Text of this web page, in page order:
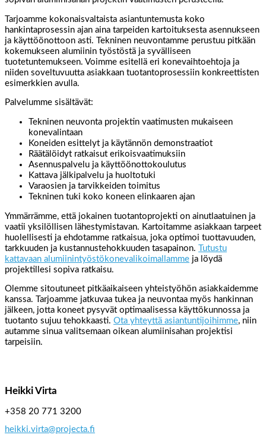
Tarjoamme kokonaisvaltaista asiantuntemusta koko
hankintaprosessin ajan aina tarpeiden kartoituksesta asennukseen
ja käyttöönottoon asti. Tekninen neuvontamme perustuu pitkään
kokemukseen alumiinin työstöstä ja syvälliseen
tuotetuntemukseen. Voimme esitellä eri konevaihtoehtoja ja
niiden soveltuvuutta asiakkaan tuotantoprosessiin konkreettisten
esimerkkien avulla.
Palvelumme sisältävät:
Tekninen neuvonta projektin vaatimusten mukaiseen
konevalintaan
Koneiden esittelyt ja käytännön demonstraatiot
Räätälöidyt ratkaisut erikoisvaatimuksiin
Asennuspalvelu ja käyttöönottokoulutus
Kattava jälkipalvelu ja huoltotuki
Varaosien ja tarvikkeiden toimitus
Tekninen tuki koko koneen elinkaaren ajan
Ymmärrämme, että jokainen tuotantoprojekti on ainutlaatuinen ja
vaatii yksilöllisen lähestymistavan. Kartoitamme asiakkaan tarpeet
huolellisesti ja ehdotamme ratkaisua, joka optimoi tuottavuuden,
tarkkuuden ja kustannustehokkuuden tasapainon. Tutustu
kattavaan alumiinintyöstökonevalikoimallamme ja löydä
projektillesi sopiva ratkaisu.
Olemme sitoutuneet pitkäaikaiseen yhteistyöhön asiakkaidemme
kanssa. Tarjoamme jatkuvaa tukea ja neuvontaa myös hankinnan
jälkeen, jotta koneet pysyvät optimaalisessa käyttökunnossa ja
tuotanto sujuu tehokkaasti. Ota yhteyttä asiantuntijoihimme, niin
autamme sinua valitsemaan oikean alumiinisahan projektisi
tarpeisiin.
Heikki Virta
+358 20 771 3200
heikki.virta@projecta.fi